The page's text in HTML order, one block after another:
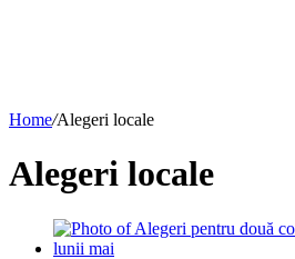
Home/Alegeri locale
Alegeri locale